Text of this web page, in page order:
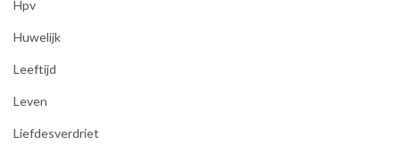
Hpv
Huwelijk
Leeftijd
Leven
Liefdesverdriet